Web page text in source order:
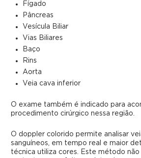
Fígado
Pâncreas
Vesícula Biliar
Vias Biliares
Baço
Rins
Aorta
Veia cava inferior
O exame também é indicado para
procedimento cirúrgico nessa região.
O doppler colorido permite analisar
sanguíneos, em tempo real e maior
técnica utiliza cores. Este método não